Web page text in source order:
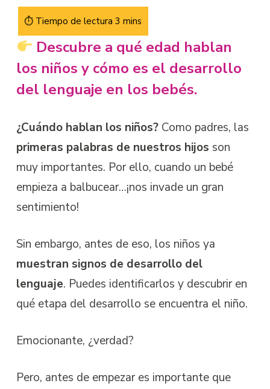
Descubre a qué edad hablan
los niños y cómo es el desarrollo
del lenguaje en los bebés.
¿Cuándo hablan los niños?Como padres, las
primeras palabras de nuestros hijos son
muy importantes. Por ello, cuando un bebé
empieza a balbucear…¡nos invade un gran
sentimiento!
Sin embargo, antes de eso, los niños ya
muestran signos de desarrollo del
lenguaje. Puedes identificarlos y descubrir en
qué etapa del desarrollo se encuentra el niño.
Emocionante, ¿verdad?
Pero, antes de empezar es importante que